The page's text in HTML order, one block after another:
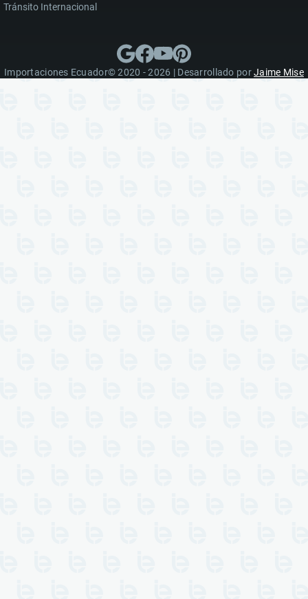
Tránsito Internacional
Importaciones Ecuador© 2020 - 2026 | Desarrollado porJaime Mise